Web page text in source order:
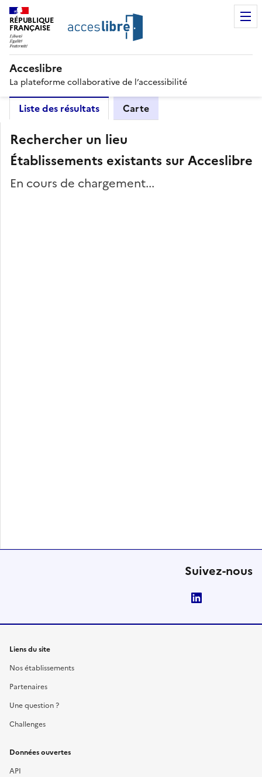
RÉPUBLIQUE
FRANÇAISE
Acceslibre
La plateforme collaborative de l’accessibilité
Liste des résultats Carte
Rechercher un lieu
Établissements existants sur Acceslibre
En cours de chargement...
Suivez-nous
Liens du site
Nos établissements
Partenaires
Une question ?
Challenges
Données ouvertes
API